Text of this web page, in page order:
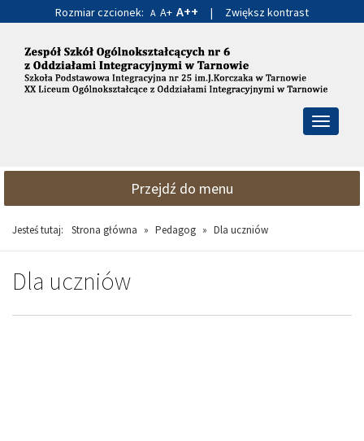
głównej
treści
wyszukiwarki
Rozmiar czcionek: A A+ A++ | Zwiększ kontrast
Przełącz
Przejdź do menu
Jesteś tutaj: Strona główna » Pedagog » Dla uczniów
Dla uczniów